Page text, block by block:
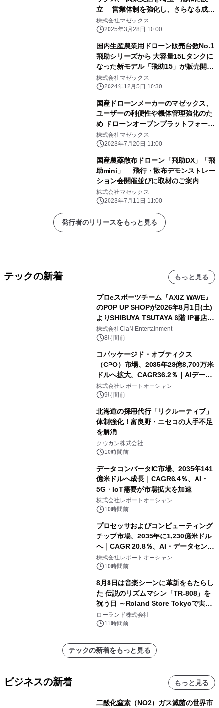
立 営業体制を強化し、さらなる成長
を目指す
株式会社マゼックス
2025年3月28日 10:00
国内生産農業用ドローン販売台数No.1
飛助シリーズから 大容量15Lタンクに
なった新モデル「飛助15」が販売開
始！ スマート送信機対応による完全
自動飛行を実現
株式会社マゼックス
2024年12月5日 10:30
国産ドローンメーカーのマゼックス、
ユーザーの利便性や機体管理強化のた
め ドローンオープンプラットフォーム
プロジェクトへの参加を表明
株式会社マゼックス
2023年7月20日 11:00
国産農薬散布ドローン「飛助DX」「飛
助mini」 飛行・散布デモンストレー
ション会開催並びに取材のご案内
株式会社マゼックス
2023年7月11日 11:00
発行者のリリースをもっと見る
テックの新着 もっと見る
プロeスポーツチーム『AXIZ WAVE』
のPOP UP SHOPが2026年8月1日(土)
よりSHIBUYA TSUTAYA 6階 IP書店で
開催決定！！
株式会社ClaN Entertainment
8時間前
コパッケージド・オプティクス
（CPO）市場、2035年28億8,700万米
ドルへ拡大、CAGR36.2％｜AIデータ
センター・高速光通信需要が成長を加
速
株式会社レポートオーシャン
9時間前
北海道の採用代行「リクルーティブ」
体制強化！富良野・ニセコの人手不足
を解消
クウカン株式会社
10時間前
データコンバータIC市場、2035年141
億米ドルへ成長｜CAGR6.4％、AI・
5G・IoT需要が市場拡大を加速
株式会社レポートオーシャン
10時間前
プロセッサおよびコンピューティング
チップ市場、2035年に1,230億米ドル
へ｜CAGR 20.8％、AI・データセンタ
ー需要が成長を牽引
株式会社レポートオーシャン
10時間前
8月8日は音楽シーンに革新をもたらし
た 伝説のリズムマシン「TR-808」を
祝う日 ～Roland Store Tokyoで実機
を展示しての 記念キャンペーンを開
催 英国ラジオ「NTS」の 特別プログ
アーティストを フィーチャーしたアニ
メーションを公開～
ローランド株式会社
11時間前
テックの新着をもっと見る
ビジネスの新着 もっと見る
二酸化窒素（NO2）ガス滅菌の世界市